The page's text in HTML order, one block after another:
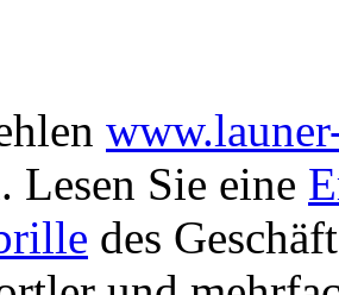
Lesen Sie eine
des